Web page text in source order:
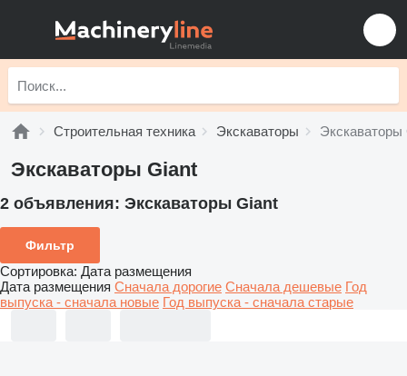
Строительная техника Экскаваторы Экскаваторы
Экскаваторы Giant
2 объявления: Экскаваторы Giant
Фильтр
Сортировка: Дата размещения
Дата размещения Сначала дорогие Сначала дешевые Год
выпуска - сначала новые Год выпуска - сначала старые